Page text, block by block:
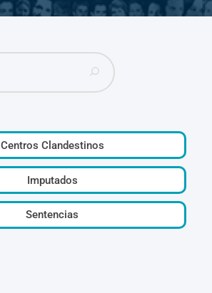
Centros Clandestinos
Imputados
Sentencias